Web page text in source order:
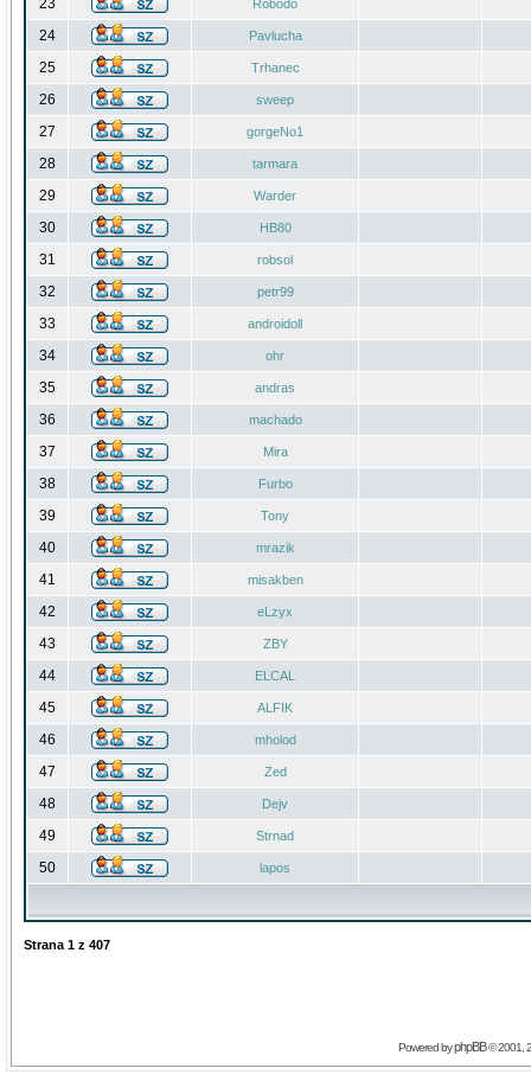
23 Robodo
24 Pavlucha
25 Trhanec
26 sweep
27 gorgeNo1
28 tarmara
29 Warder
30 HB80
31 robsol
32 petr99
33 androidoll
34 ohr
35 andras
36 machado
37 Mira
38 Furbo
39 Tony
40 mrazik
41 misakben
42 eLzyx
43 ZBY
44 ELCAL
45 ALFIK
46 mholod
47 Zed
48 Dejv
49 Strnad
50 lapos
Strana 1 z 407
Powered byphpBB© 2001,